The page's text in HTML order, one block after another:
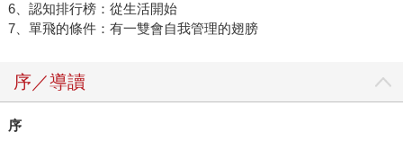
6、認知排行榜：從生活開始
7、單飛的條件：有一雙會自我管理的翅膀
序／導讀
序